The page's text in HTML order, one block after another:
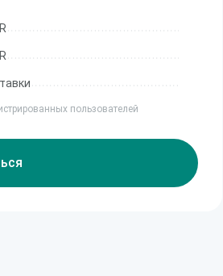
пользователей